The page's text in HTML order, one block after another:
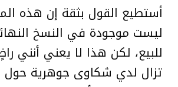
أستطيع القول بثقة إن هذه
ليست موجودة في النسخ
للبيع، لكن هذا لا يعني أنني
تزال لدي شكاوى جوهرية حول